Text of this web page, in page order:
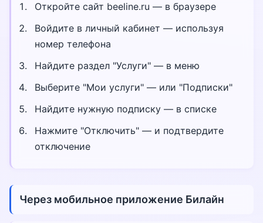
Откройте сайт beeline.ru — в браузере
Войдите в личный кабинет — используя
номер телефона
Найдите раздел "Услуги" — в меню
Выберите "Мои услуги" — или "Подписки"
Найдите нужную подписку — в списке
Нажмите "Отключить" — и подтвердите
отключение
Через мобильное приложение Билайн